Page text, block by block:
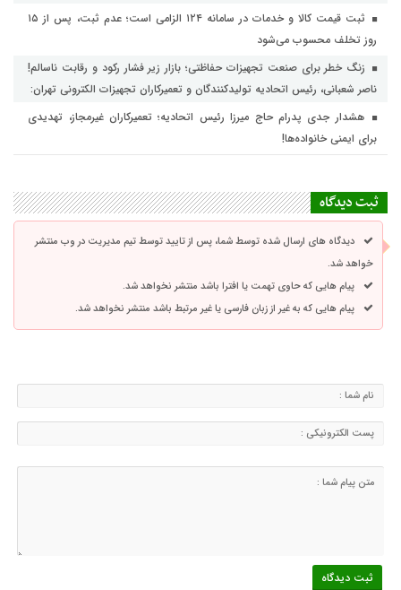
ثبت قیمت کالا و خدمات در سامانه ۱۲۴ الزامی است؛ عدم ثبت، پس از ۱۵
روز تخلف محسوب می‌شود
زنگ خطر برای صنعت تجهیزات حفاظتی؛ بازار زیر فشار رکود و رقابت ناسالم!
ناصر شعبانی، رئیس اتحادیه تولیدکنندگان و تعمیرکاران تجهیزات الکترونی تهران:
هشدار جدی پدرام حاج میرزا رئیس اتحادیه؛ تعمیرکاران غیرمجاز، تهدیدی
برای ایمنی خانواده‌ها!
ثبت دیدگاه
دیدگاه های ارسال شده توسط شما، پس از تایید توسط تیم مدیریت در وب منتشر
خواهد شد.
پیام هایی که حاوی تهمت یا افترا باشد منتشر نخواهد شد.
پیام هایی که به غیر از زبان فارسی یا غیر مرتبط باشد منتشر نخواهد شد.